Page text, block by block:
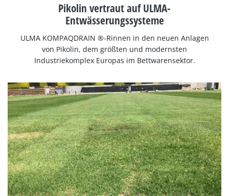
Pikolin vertraut auf ULMA-
Entwässerungssysteme
ULMA KOMPAQDRAIN ®-Rinnen in den neuen Anlagen
von Pikolin, dem größten und modernsten
Industriekomplex Europas im Bettwarensektor.